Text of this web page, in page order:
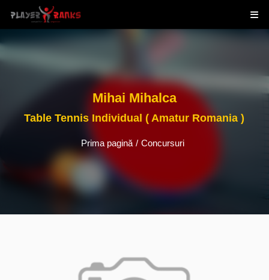
Mihai Mihalca
Table Tennis Individual ( Amatur Romania )
Prima pagină / Concursuri